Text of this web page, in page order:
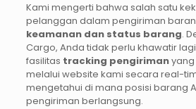
Kami mengerti bahwa salah satu
pelanggan dalam pengiriman
keamanan dan status barang.
Cargo, Anda tidak perlu khawatir
fasilitas tracking pengirimanyang
melalui website kami secara real-
mengetahui di mana posisi barang
pengiriman berlangsung.